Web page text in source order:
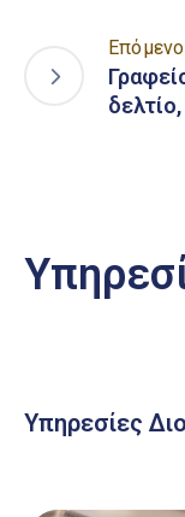
Επόμενο
Υπηρεσίες